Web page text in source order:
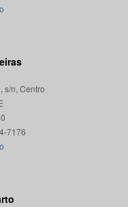
s/n, Centro